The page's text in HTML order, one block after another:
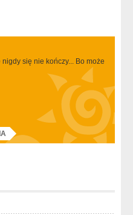
się nie kończy... Bo może